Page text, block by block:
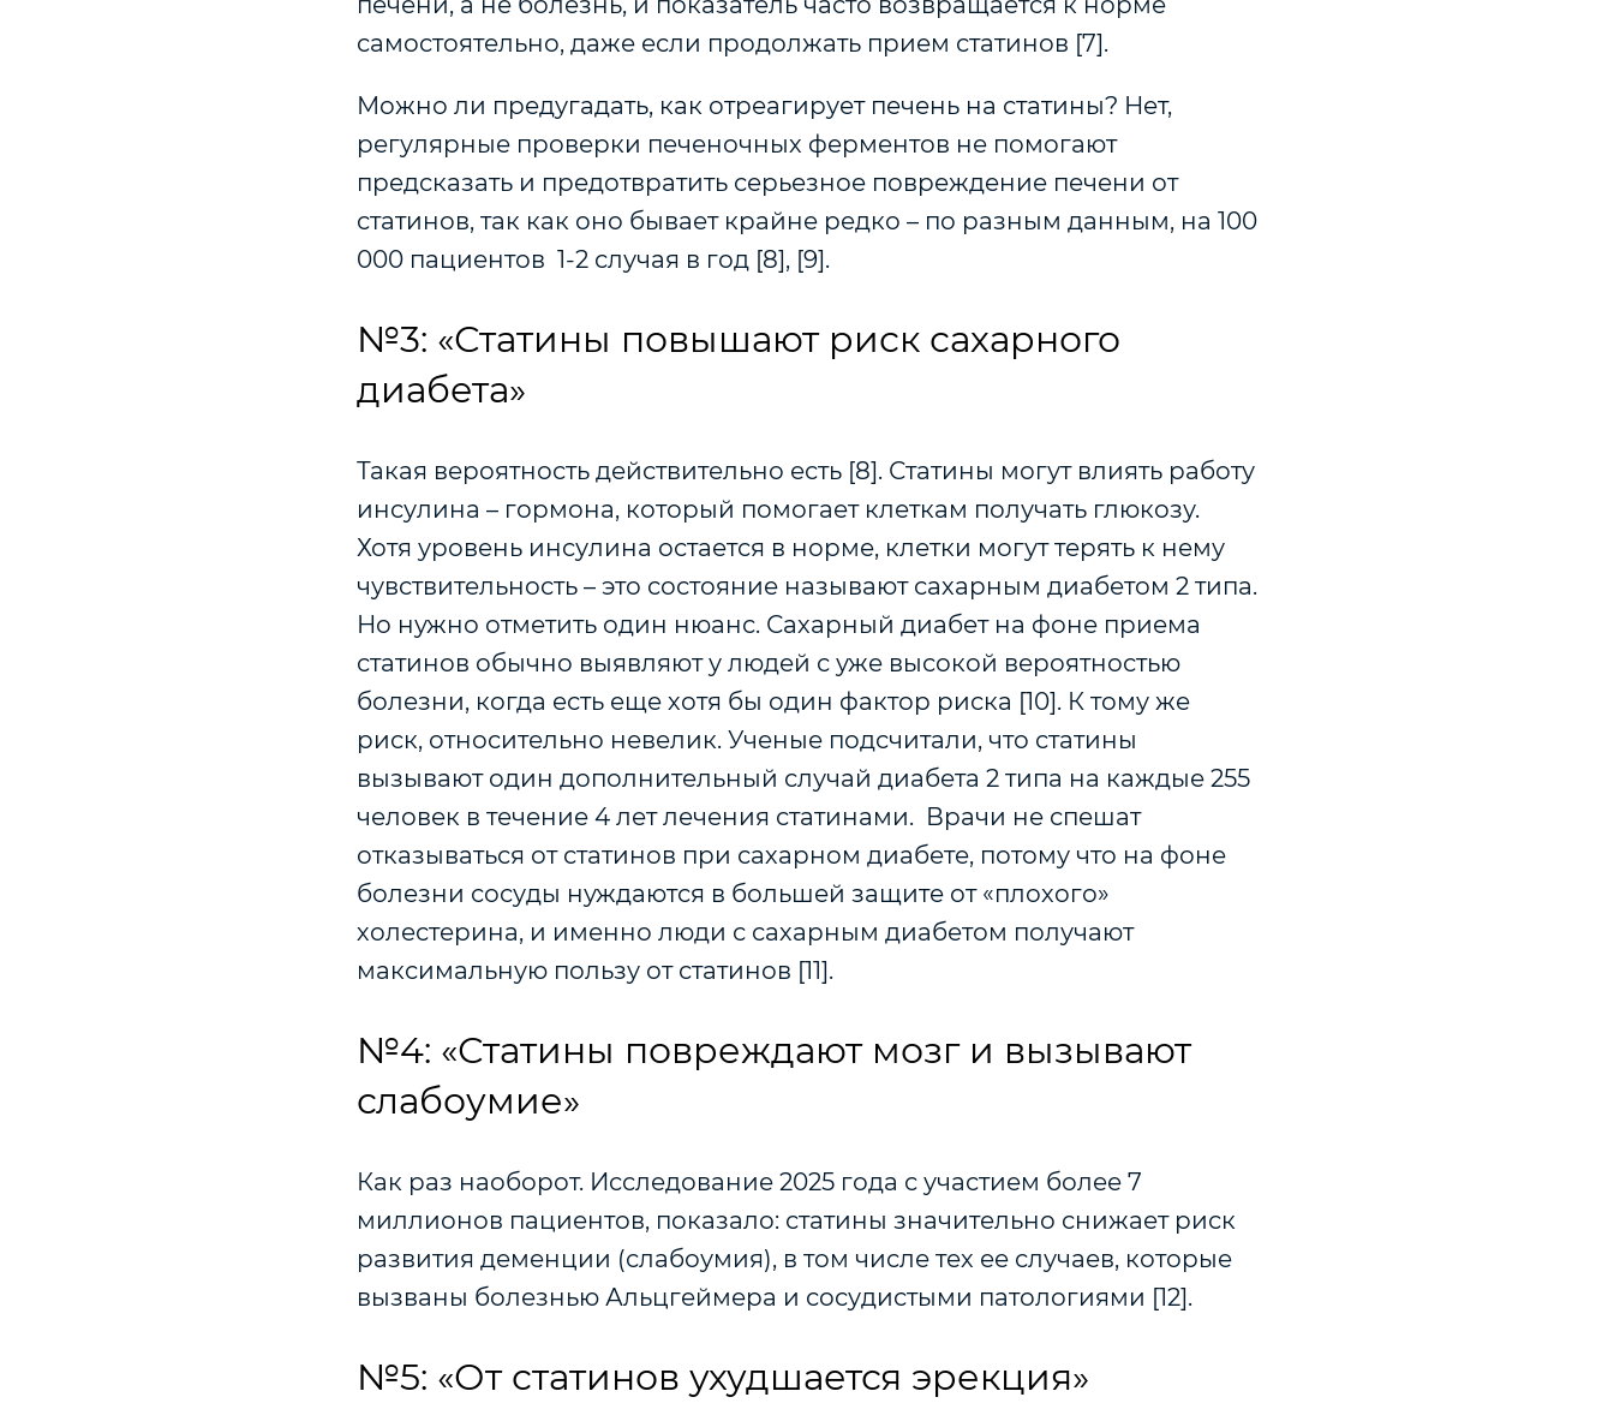
самостоятельно, даже если продолжать прием статинов [7].
Можно ли предугадать, как отреагирует печень на статины? Нет,
регулярные проверки печеночных ферментов не помогают
предсказать и предотвратить серьезное повреждение печени от
статинов, так как оно бывает крайне редко – по разным данным, на 100
000 пациентов 1-2 случая в год [8], [9].
№3: «Статины повышают риск сахарного
диабета»
Такая вероятность действительно есть [8]. Статины могут влиять работу
инсулина – гормона, который помогает клеткам получать глюкозу.
Хотя уровень инсулина остается в норме, клетки могут терять к нему
чувствительность – это состояние называют сахарным диабетом 2 типа.
Но нужно отметить один нюанс. Сахарный диабет на фоне приема
статинов обычно выявляют у людей с уже высокой вероятностью
болезни, когда есть еще хотя бы один фактор риска [10]. К тому же
риск, относительно невелик. Ученые подсчитали, что статины
вызывают один дополнительный случай диабета 2 типа на каждые 255
человек в течение 4 лет лечения статинами. Врачи не спешат
отказываться от статинов при сахарном диабете, потому что на фоне
болезни сосуды нуждаются в большей защите от «плохого»
холестерина, и именно люди с сахарным диабетом получают
максимальную пользу от статинов [11].
№4: «Статины повреждают мозг и вызывают
слабоумие»
Как раз наоборот. Исследование 2025 года с участием более 7
миллионов пациентов, показало: статины значительно снижает риск
развития деменции (слабоумия), в том числе тех ее случаев, которые
вызваны болезнью Альцгеймера и сосудистыми патологиями [12].
№5: «От статинов ухудшается эрекция»